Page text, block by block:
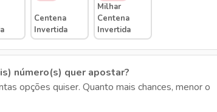
Centena
Invertida
Milhar
Centena
Invertida
número(s) quer apostar?
opções quiser. Quanto mais chances, menor o